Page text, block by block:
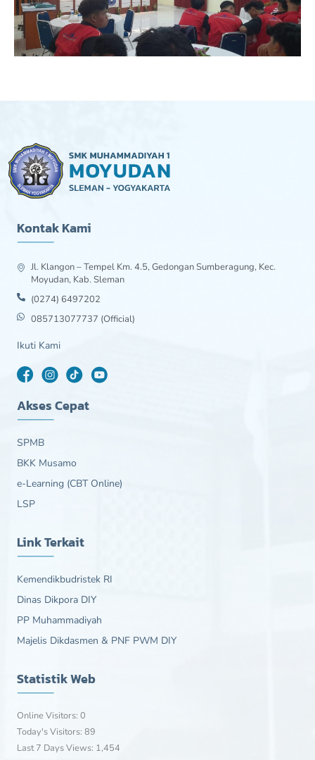
Kontak Kami
Jl. Klangon – Tempel Km. 4.5, Gedongan Sumberagung, Kec.
Moyudan, Kab. Sleman
(0274) 6497202
085713077737 (Official)
Ikuti Kami
Akses Cepat
SPMB
BKK Musamo
e-Learning (CBT Online)
LSP
Link Terkait
Kemendikbudristek RI
Dinas Dikpora DIY
PP Muhammadiyah
Majelis Dikdasmen & PNF PWM DIY
Statistik Web
Online Visitors: 0
Today's Visitors: 89
Last 7 Days Views: 1,454